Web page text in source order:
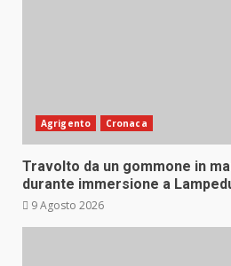
Agrigento Cronaca
Travolto da un gommone in
durante immersione a
9 Agosto 2026